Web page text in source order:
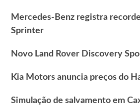
Mercedes-Benz registra
Sprinter
Novo Land Rover Discovery
Kia Motors anuncia preços do
Simulação de salvamento em